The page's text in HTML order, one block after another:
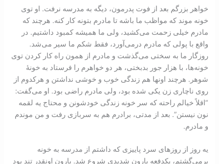
خواهر بزرگم بعد از فوت پدر‌‌‌مون‌‌، ديگه به مدرسه نرفت. او توی
خونه موند که مواظب ما باشه تا مادرم بتونه كار كنه. هر‌چند که
مادرم خيلی زحمت می‌كشيد‌، ولی ما هميشه کمبود داشتيم. در
واقع با پولی که مادرم در‌می‌آورد، فقط شكم ما سير می‌شد.
روزگار‌ ما به سختی می‌‌‌‌گذشت‌ و مادرم از همون راه كار كردن توی
خونه‌ها، با هزار ‌جور بد‌بختی‌، هر دو خواهرم را فرستاد به خونۀ
شوهر. هر‌چند اونها هم زندگی خوب و خوشی نداشتن و هر‌كدوم از
روی ناچاری زن يكی شده بود‌، ولی مادرم راضی بود. او می‏‌گفت:
“اقلاً خيالم راحته كه سر خونه زندگی خود‌شونن و محتاج يه لقمه
نون نيستن”. بعد از مدتی، برادرم هم به سربازی رفت و من موندم
و مادرم.
يه روز از روز‌‌ها‌ی سرد پاييزی‌ كه داشتم از مدرسه به خونه
بر‌می‌‏گشتم‌، يکدفعه بارون شديدی شروع شد. بارون اونقدر تند بود